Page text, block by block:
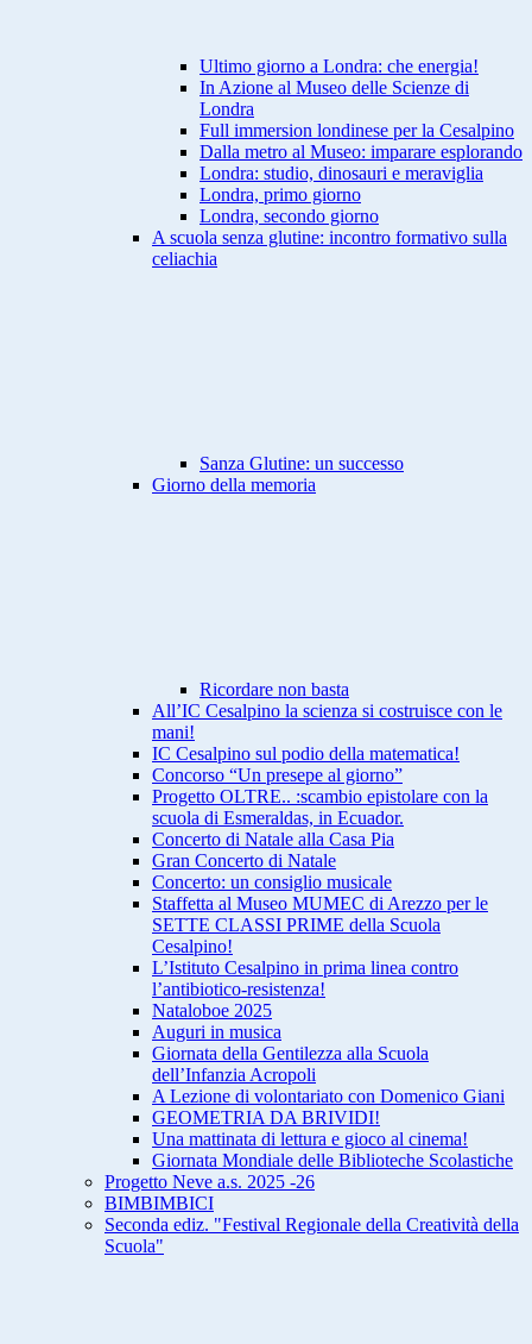
Ultimo giorno a Londra: che energia!
In Azione al Museo delle Scienze di
Londra
Full immersion londinese per la Cesalpino
Dalla metro al Museo: imparare esplorando
Londra: studio, dinosauri e meraviglia
Londra, primo giorno
Londra, secondo giorno
A scuola senza glutine: incontro formativo sulla
celiachia
Sanza Glutine: un successo
Giorno della memoria
Ricordare non basta
All’IC Cesalpino la scienza si costruisce con le
mani!
IC Cesalpino sul podio della matematica!
Concorso “Un presepe al giorno”
Progetto OLTRE.. :scambio epistolare con la
scuola di Esmeraldas, in Ecuador.
Concerto di Natale alla Casa Pia
Gran Concerto di Natale
Concerto: un consiglio musicale
Staffetta al Museo MUMEC di Arezzo per le
SETTE CLASSI PRIME della Scuola
Cesalpino!
L’Istituto Cesalpino in prima linea contro
l’antibiotico-resistenza!
Nataloboe 2025
Auguri in musica
Giornata della Gentilezza alla Scuola
dell’Infanzia Acropoli
A Lezione di volontariato con Domenico Giani
GEOMETRIA DA BRIVIDI!
Una mattinata di lettura e gioco al cinema!
Giornata Mondiale delle Biblioteche Scolastiche
Progetto Neve a.s. 2025 -26
BIMBIMBICI
Seconda ediz. "Festival Regionale della Creatività della
Scuola"